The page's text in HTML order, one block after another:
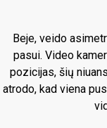
Beje, veido
pasui. Video
pozicijas, šių
atrodo, kad viena